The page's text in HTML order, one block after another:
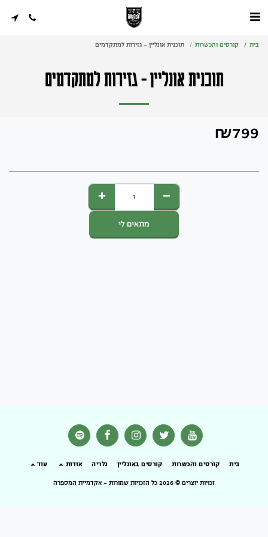
בית קורסים והכשרות תוכנית אונליין - גזירות למתקדמים
תוכנית אונליין - גזירות למתקדמים
₪799
מתאים לי
בית קורסים והכשרות קורסים באונליין גלריה אודות עוד
זכויות יוצרים © 2026 כל הזכויות שמורות - אקדמיית המספרה